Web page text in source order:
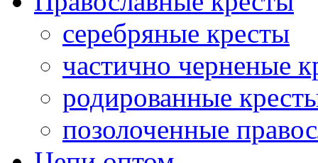
серебряные кресты
частично черненые
родированные
позолоченные